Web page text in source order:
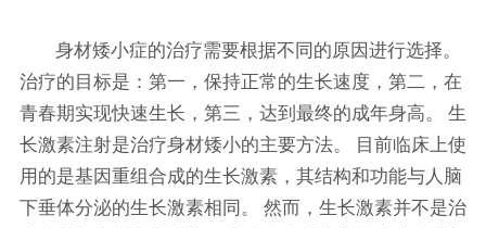
身材矮小症的治疗需要根据不同的原因进行选择。
治疗的目标是：第一，保持正常的生长速度，第二，在
青春期实现快速生长，第三，达到最终的成年身高。 生
长激素注射是治疗身材矮小的主要方法。 目前临床上使
用的是基因重组合成的生长激素，其结构和功能与人脑
下垂体分泌的生长激素相同。 然而，生长激素并不是治